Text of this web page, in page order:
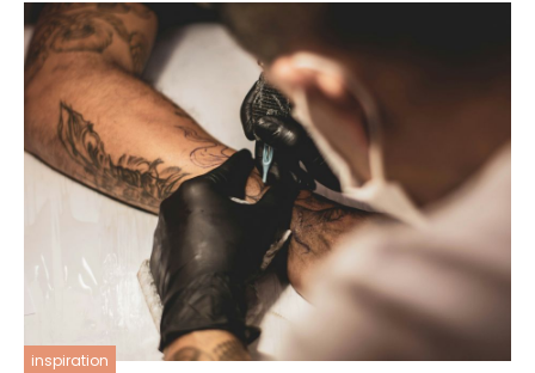
inspiration